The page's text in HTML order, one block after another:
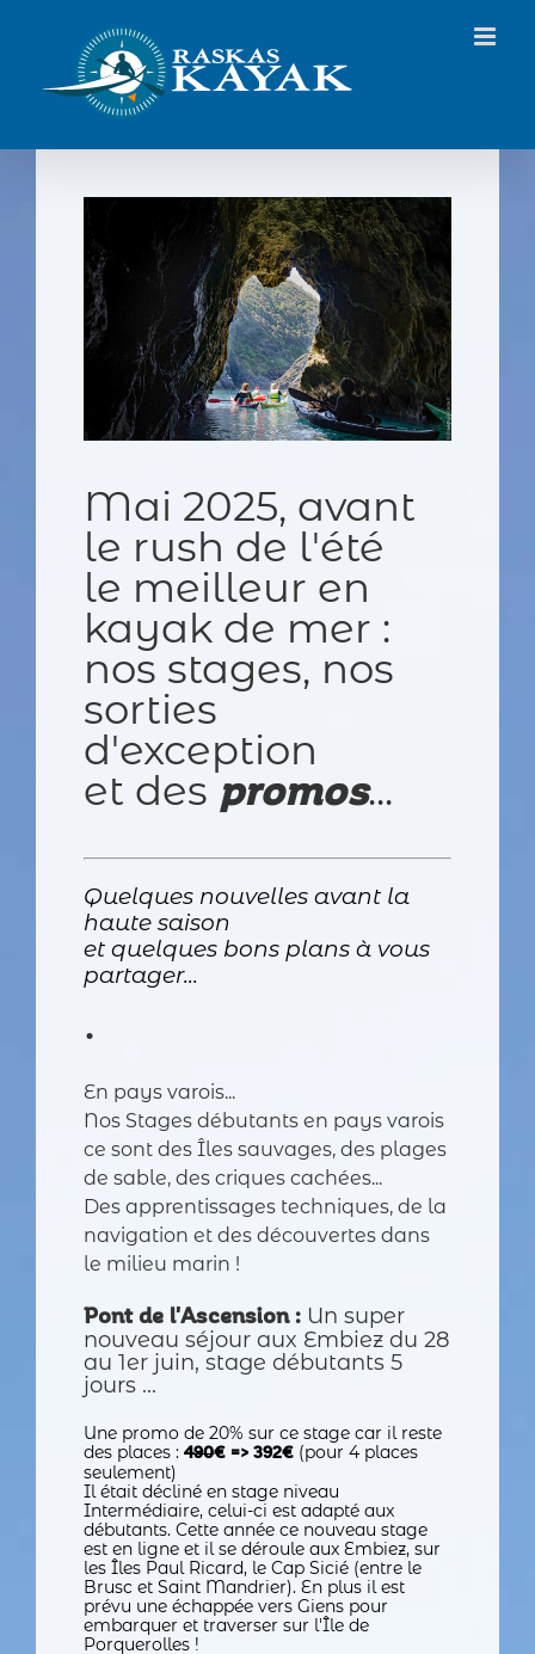
Mai 2025, avant
le rush de l'été
le meilleur en
kayak de mer :
nos stages, nos
sorties
d'exception
et despromos...
Quelques nouvelles avant la
haute saison
et quelques bons plans à vous
partager...
•
En pays varois...
Nos Stages débutants en pays varois
ce sont des Îles sauvages, des plages
de sable, des criques cachées...
Des apprentissages techniques, de la
navigation et des découvertes dans
le milieu marin !
Pont de l'Ascension : Un super
nouveau séjour aux Embiez du 28
au 1er juin, stage débutants 5
jours ...
Une promo de 20% sur ce stage car il reste
des places : 490€ => 392€ (pour 4 places
seulement)
Il était décliné en stage niveau
Intermédiaire, celui-ci est adapté aux
débutants. Cette année ce nouveau stage
est en ligne et il se déroule aux Embiez, sur
les Îles Paul Ricard, le Cap Sicié (entre le
Brusc et Saint Mandrier). En plus il est
prévu une échappée vers Giens pour
embarquer et traverser sur l'Île de
Porquerolles !